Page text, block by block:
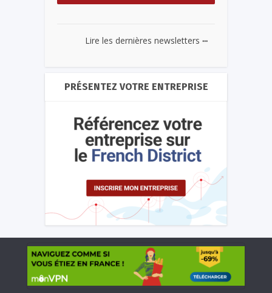
Lire les dernières newsletters ...
PRÉSENTEZ VOTRE ENTREPRISE